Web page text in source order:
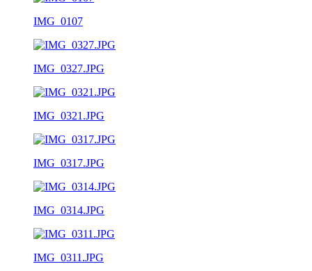
IMG_0107
IMG_0327.JPG
IMG_0321.JPG
IMG_0317.JPG
IMG_0314.JPG
IMG_0311.JPG